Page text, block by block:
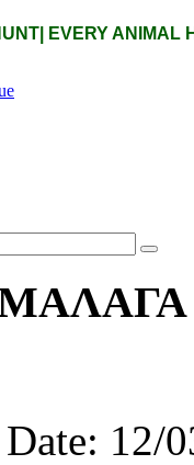
EVERY ANIMAL
Date: 12/